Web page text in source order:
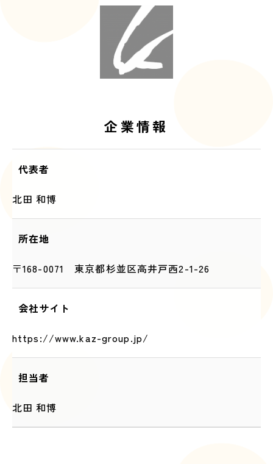
企業情報
代表者
北田 和博
所在地
〒168-0071 東京都杉並区高井戸西2-1-26
会社サイト
https://www.kaz-group.jp/
担当者
北田 和博